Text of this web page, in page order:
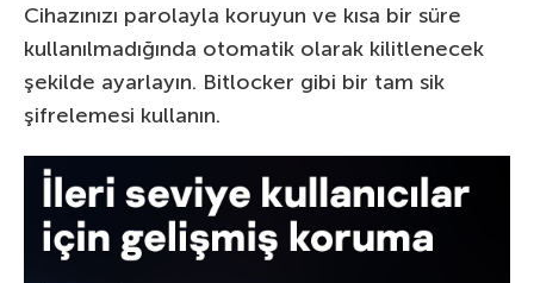
Cihazınızı parolayla koruyun ve kısa bir süre
kullanılmadığında otomatik olarak kilitlenecek
şekilde ayarlayın. Bitlocker gibi bir tam sik
şifrelemesi kullanın.